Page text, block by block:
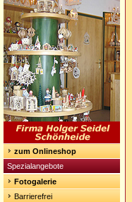
zum Onlineshop
Spezialangebote
Fotogalerie
Barrierefrei